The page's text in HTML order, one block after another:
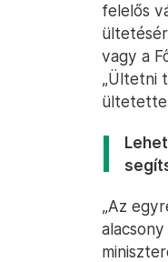
felelős
vagy a
„Ültetni
„Az